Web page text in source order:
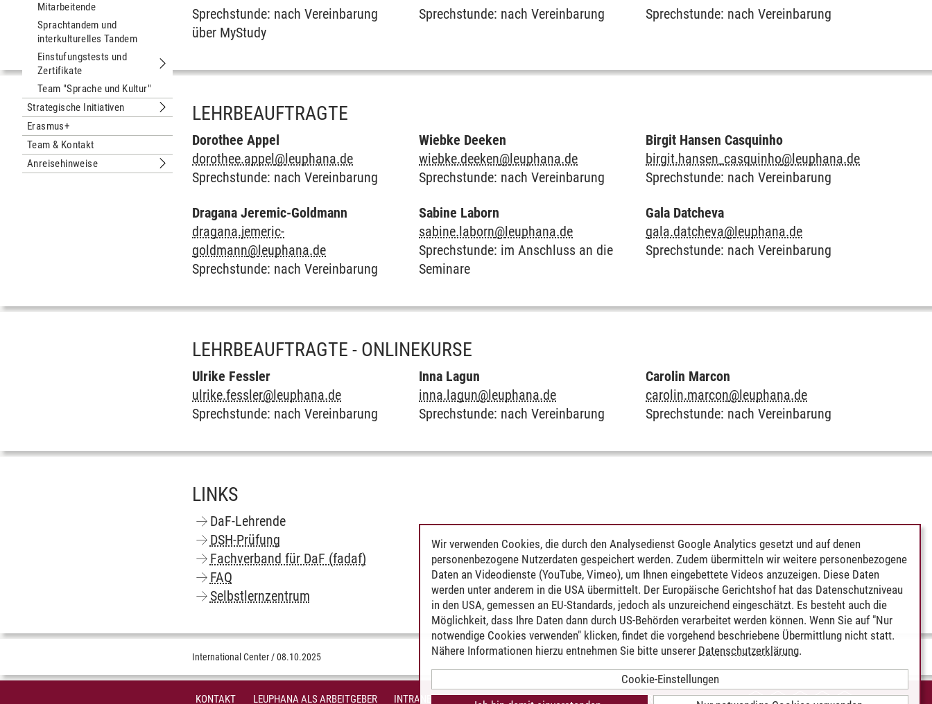
Mitarbeitende
Sprachtandem und
interkulturelles Tandem
Einstufungstests und
Zertifikate
Untermenu Einstufungstests und Zertifikate
Team "Sprache und Kultur"
Strategische Initiativen
Untermenu Strategische Initiativen
Erasmus+
Team & Kontakt
Anreisehinweise
Untermenu Anreisehinweise
Sprechstunde: nach Vereinbarung
über MyStudy
Sprechstunde: nach Vereinbarung
Sprechstunde: nach Vereinbarung
LEHRBEAUFTRAGTE
Dorothee Appel
dorothee.appel@leuphana.de
Sprechstunde: nach Vereinbarung
Dragana Jeremic-Goldmann
dragana.jemeric-
goldmann@leuphana.de
Sprechstunde: nach Vereinbarung
Wiebke Deeken
wiebke.deeken@leuphana.de
Sprechstunde: nach Vereinbarung
Sabine Laborn
sabine.laborn@leuphana.de
Sprechstunde: im Anschluss an die
Seminare
Birgit Hansen Casquinho
birgit.hansen_casquinho@leuphana.de
Sprechstunde: nach Vereinbarung
Gala Datcheva
gala.datcheva@leuphana.de
Sprechstunde: nach Vereinbarung
LEHRBEAUFTRAGTE - ONLINEKURSE
Ulrike Fessler
ulrike.fessler@leuphana.de
Sprechstunde: nach Vereinbarung
Inna Lagun
inna.lagun@leuphana.de
Sprechstunde: nach Vereinbarung
Carolin Marcon
carolin.marcon@leuphana.de
Sprechstunde: nach Vereinbarung
LINKS
DaF-Lehrende
DSH-Prüfung
Fachverband für DaF (fadaf)
FAQ
Selbstlernzentrum
International Center /08.10.2025
KONTAKT LEUPHANA ALS ARBEITGEBER INTRANET IMPRESSUM DATENSCHUTZ BARRIEREFREIHEIT
Wir verwenden Cookies, die durch den Analysedienst Google Analytics gesetzt und auf denen
personenbezogene Nutzerdaten gespeichert werden. Zudem übermitteln wir weitere personenbezogene
Daten an Videodienste (YouTube, Vimeo), um Ihnen eingebettete Videos anzuzeigen. Diese Daten
werden unter anderem in die USA übermittelt. Der Europäische Gerichtshof hat das Datenschutzniveau
in den USA, gemessen an EU-Standards, jedoch als unzureichend eingeschätzt. Es besteht auch die
Möglichkeit, dass Ihre Daten dann durch US-Behörden verarbeitet werden können. Wenn Sie auf "Nur
notwendige Cookies verwenden" klicken, findet die vorgehend beschriebene Übermittlung nicht statt.
Nähere Informationen hierzu entnehmen Sie bitte unserer Datenschutzerklärung.
Cookie-Einstellungen